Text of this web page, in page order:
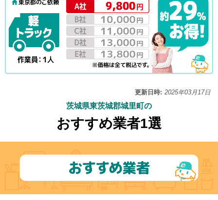
更新日時: 2025年03月17日
茨城県東茨城郡城里町の
おすすめ業者1選